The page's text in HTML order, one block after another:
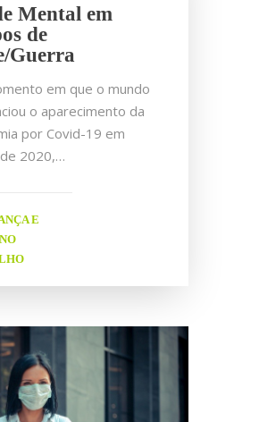
Mental em
de
Guerra
em que o mundo
o aparecimento da
por Covid-19 em
2020,…
E